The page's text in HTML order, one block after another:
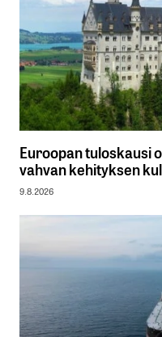
Euroopan tuloskausi
vahvan kehityksen
9.8.2026